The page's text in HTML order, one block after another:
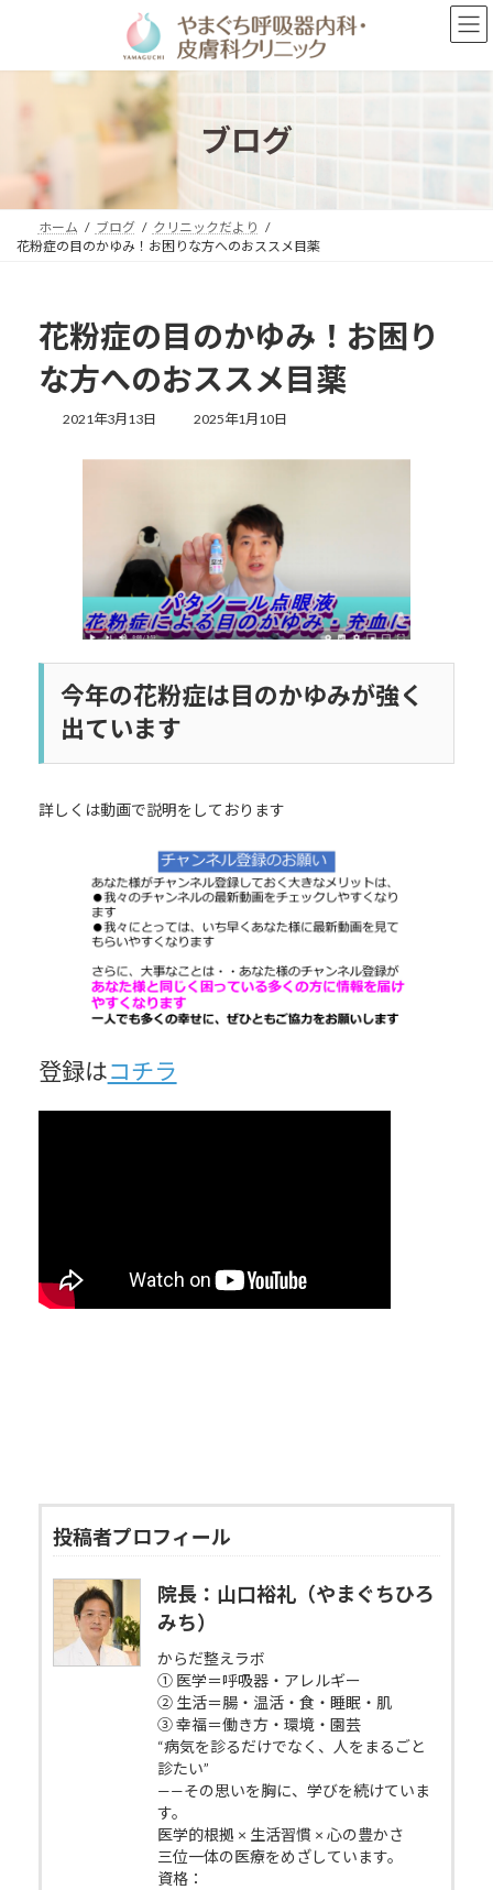
ン
プ
ー
動
ブログ
ホーム ブログ
クリニックだより
花粉症の目のかゆみ！お困りな方へのおススメ目薬
花粉症の目のかゆみ！お困り
な方へのおススメ目薬
2021年3月13日
最
更
:
2025年1月10日
今年の花粉症は目のかゆみが強く
出ています
詳しくは動画で説明をしております
登録はコチラ
投稿者プロフィール
院長：山口裕礼（やまぐちひろ
みち）
からだ整えラボ
① 医学＝呼吸器・アレルギー
② 生活＝腸・温活・食・睡眠・肌
③ 幸福＝働き方・環境・園芸
“病気を診るだけでなく、人をまるごと
診たい”
——その思いを胸に、学びを続けていま
す。
医学的根拠 × 生活習慣 × 心の豊かさ
三位一体の医療をめざしています。
資格：